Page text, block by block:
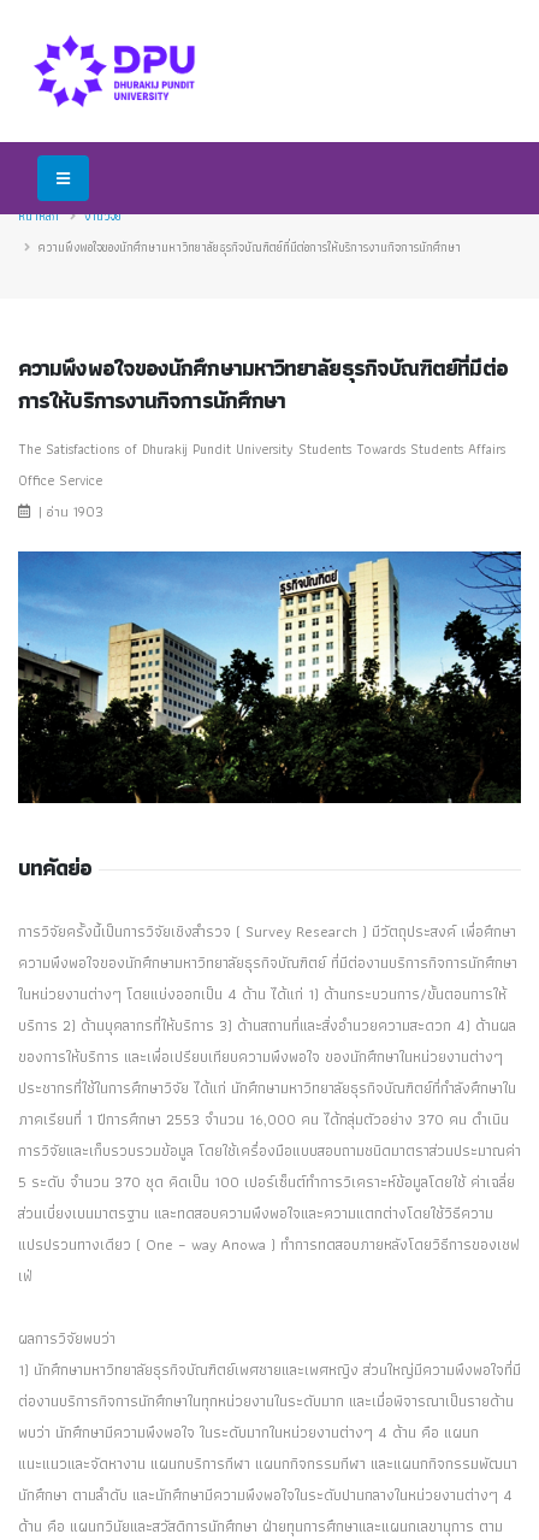
หน้าหลัก
งานวิจัย
ความพึงพอใจของนักศึกษามหาวิทยาลัยธุรกิจบัณฑิตย์ที่มีต่อการให้บริการงานกิจการนักศึกษา
ความพึงพอใจของนักศึกษามหาวิทยาลัยธุรกิจบัณฑิตย์ที่มีต่อ
การให้บริการงานกิจการนักศึกษา
The Satisfactions of Dhurakij Pundit University Students Towards Students Affairs
Office Service
| อ่าน 1903
บทคัดย่อ
การวิจัยครั้งนี้เป็นการวิจัยเชิงสำรวจ ( Survey Research ) มีวัตถุประสงค์ เพื่อศึกษา
ความพึงพอใจของนักศึกษามหาวิทยาลัยธุรกิจบัณฑิตย์ ที่มีต่องานบริการกิจการนักศึกษา
ในหน่วยงานต่างๆ โดยแบ่งออกเป็น 4 ด้าน ได้แก่ 1) ด้านกระบวนการ/ขั้นตอนการให้
บริการ 2) ด้านบุคลากรที่ให้บริการ 3) ด้านสถานที่และสิ่งอำนวยความสะดวก 4) ด้านผล
ของการให้บริการ และเพื่อเปรียบเทียบความพึงพอใจ ของนักศึกษาในหน่วยงานต่างๆ
ประชากรที่ใช้ในการศึกษาวิจัย ได้แก่ นักศึกษามหาวิทยาลัยธุรกิจบัณฑิตย์ที่กำลังศึกษาใน
ภาคเรียนที่ 1 ปีการศึกษา 2553 จำนวน 16,000 คน ได้กลุ่มตัวอย่าง 370 คน ดำเนิน
การวิจัยและเก็บรวบรวมข้อมูล โดยใช้เครื่องมือแบบสอบถามชนิดมาตราส่วนประมาณค่า
5 ระดับ จำนวน 370 ชุด คิดเป็น 100 เปอร์เซ็นต์ทำการวิเคราะห์ข้อมูลโดยใช้ ค่าเฉลี่ย
ส่วนเบี่ยงเบนมาตรฐาน และทดสอบความพึงพอใจและความแตกต่างโดยใช้วิธีความ
แปรปรวนทางเดียว ( One – way Anowa ) ทำการทดสอบภายหลังโดยวิธีการของเชฟ
เฟ่
ผลการวิจัยพบว่า
1) นักศึกษามหาวิทยาลัยธุรกิจบัณฑิตย์เพศชายและเพศหญิง ส่วนใหญ่มีความพึงพอใจที่มี
ต่องานบริการกิจการนักศึกษาในทุกหน่วยงานในระดับมาก และเมื่อพิจารณาเป็นรายด้าน
พบว่า นักศึกษามีความพึงพอใจ ในระดับมากในหน่วยงานต่างๆ 4 ด้าน คือ แผนก
แนะแนวและจัดหางาน แผนกบริการกีฬา แผนกกิจกรรมกีฬา และแผนกกิจกรรมพัฒนา
นักศึกษา ตามลำดับ และนักศึกษามีความพึงพอใจในระดับปานกลางในหน่วยงานต่างๆ 4
ด้าน คือ แผนกวินัยและสวัสดิการนักศึกษา ฝ่ายทุนการศึกษาและแผนกเลขานุการ ตาม